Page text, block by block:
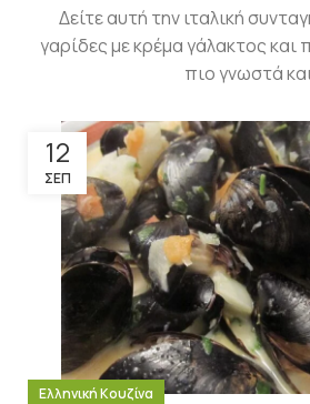
Δείτε αυτή την ιταλική
γαρίδες με κρέμα γάλακτος
πιο γνωστά
12
ΣΕΠ
Ελληνική Κουζίνα